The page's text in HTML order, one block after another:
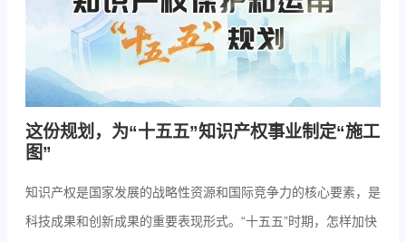
这份规划，为“十五五”知识产权事业制定“施工
图”
知识产权是国家发展的战略性资源和国际竞争力的核心要素，是
科技成果和创新成果的重要表现形式。“十五五”时期，怎样加快